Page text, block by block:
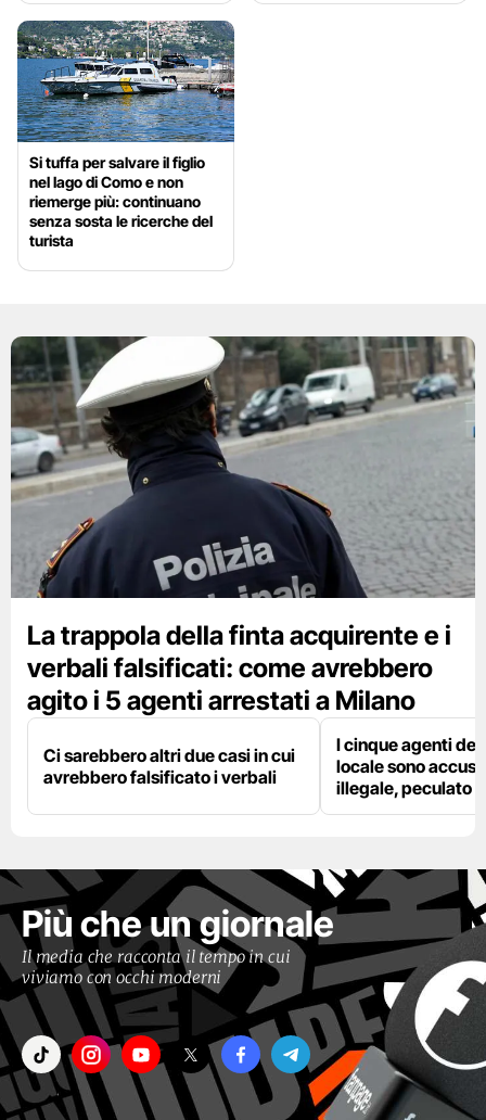
Si tuffa per salvare il figlio
nel lago di Como e non
riemerge più: continuano
senza sosta le ricerche del
turista
La trappola della finta acquirente e i
verbali falsificati: come avrebbero
agito i 5 agenti arrestati a Milano
Ci sarebbero altri due casi in cui
avrebbero falsificato i verbali
I cinque agenti
locale sono
illegale, peculato
Più che un giornale
Il media che racconta il tempo in cui
viviamo con occhi moderni